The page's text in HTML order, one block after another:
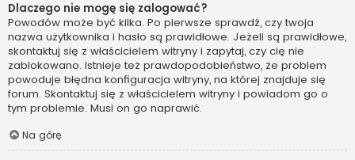
Dlaczego nie mogę się zalogować?
Powodów może być kilka. Po pierwsze sprawdź, czy twoja
nazwa użytkownika i hasło są prawidłowe. Jeżeli są prawidłowe,
skontaktuj się z właścicielem witryny i zapytaj, czy cię nie
zablokowano. Istnieje też prawdopodobieństwo, że problem
powoduje błędna konfiguracja witryny, na której znajduje się
forum. Skontaktuj się z właścicielem witryny i powiadom go o
tym problemie. Musi on go naprawić.
Na górę